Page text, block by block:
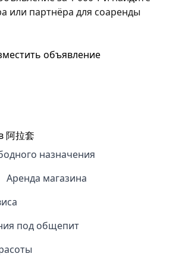
или партнёра для соаренды
объявление
阿拉套
назначения
Аренда магазина
под общепит